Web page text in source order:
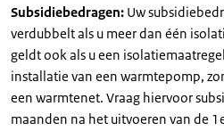
Subsidiebedragen: Uw
verdubbelt als u meer dan één
geldt ook als u een
installatie van een warmtepomp,
een warmtenet. Vraag hiervoor
maanden na het uitvoeren van de